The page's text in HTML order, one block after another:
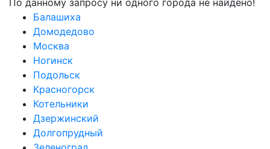
Балашиха
Домодедово
Москва
Ногинск
Подольск
Красногорск
Котельники
Дзержинский
Долгопрудный